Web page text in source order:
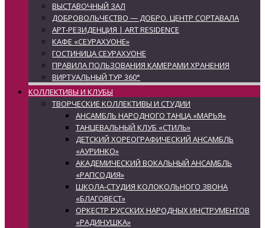
ВЫСТАВОЧНЫЙ ЗАЛ
ДОБРОВОЛЬЧЕСТВО — ДОБРО. ЦЕНТР СОРТАВАЛА
АРТ-РЕЗИДЕНЦИЯ | ART RESIDENCE
КАФЕ «СЕУРАХУОНЕ»
ГОСТИНИЦА СЕУРАХУОНЕ
ПРАВИЛА ПОЛЬЗОВАНИЯ КАМЕРАМИ ХРАНЕНИЯ
ВИРТУАЛЬНЫЙ ТУР 360°
КОЛЛЕКТИВЫ И КЛУБЫ
ТВОРЧЕСКИЕ КОЛЛЕКТИВЫ И СТУДИИ
АНСАМБЛЬ НАРОДНОГО ТАНЦА «МАРЬЯ»
ТАНЦЕВАЛЬНЫЙ КЛУБ «СТИЛЬ»
ДЕТСКИЙ ХОРЕОГРАФИЧЕСКИЙ АНСАМБЛЬ
«АУРИНКО»
АКАДЕМИЧЕСКИЙ ВОКАЛЬНЫЙ АНСАМБЛЬ
«РАПСОДИЯ»
ШКОЛА-СТУДИЯ КОЛОКОЛЬНОГО ЗВОНА
«БЛАГОВЕСТ»
ОРКЕСТР РУССКИХ НАРОДНЫХ ИНСТРУМЕНТОВ
«РАДИНУШКА»